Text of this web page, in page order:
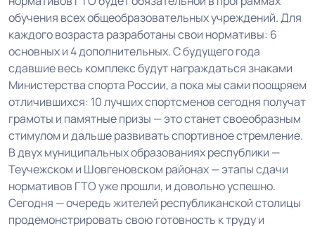
обучения всех общеобразовательных учреждений. Для
каждого возраста разработаны свои нормативы: 6
основных и 4 дополнительных. С будущего года
сдавшие весь комплекс будут награждаться знаками
Министерства спорта России, а пока мы сами поощряем
отличившихся: 10 лучших спортсменов сегодня получат
грамоты и памятные призы — это станет своеобразным
стимулом и дальше развивать спортивное стремление.
В двух муниципальных образованиях республики —
Теучежском и Шовгеновском районах — этапы сдачи
нормативов ГТО уже прошли, и довольно успешно.
Сегодня — очередь жителей республиканской столицы
продемонстрировать свою готовность к труду и